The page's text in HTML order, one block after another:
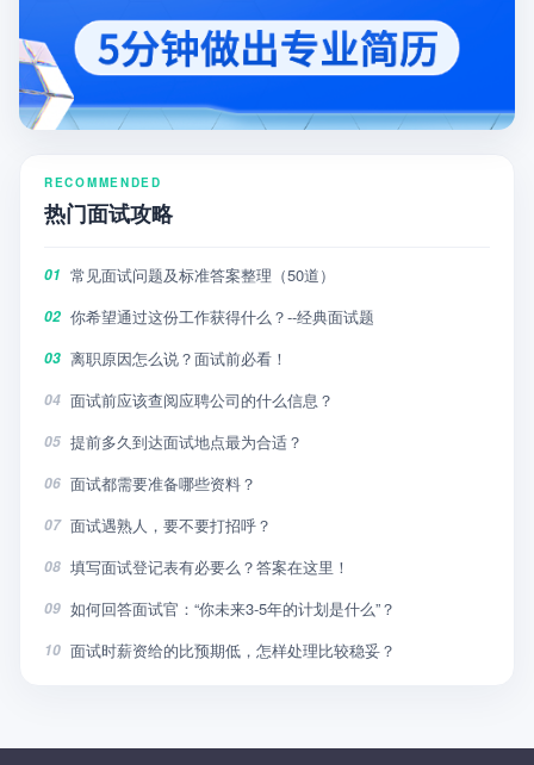
RECOMMENDED
热门面试攻略
01 常见面试问题及标准答案整理（50道）
02 你希望通过这份工作获得什么？--经典面试题
03 离职原因怎么说？面试前必看！
04 面试前应该查阅应聘公司的什么信息？
05 提前多久到达面试地点最为合适？
06 面试都需要准备哪些资料？
07 面试遇熟人，要不要打招呼？
08 填写面试登记表有必要么？答案在这里！
09 如何回答面试官：“你未来3-5年的计划是什么”？
10 面试时薪资给的比预期低，怎样处理比较稳妥？